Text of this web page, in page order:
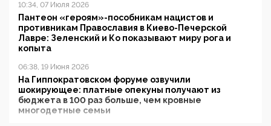
10:34, 07 Июля 2026
Пантеон «героям»-пособникам нацистов и
противникам Православия в Киево-Печерской
Лавре: Зеленский и Ко показывают миру рога и
копыта
06:38, 19 Июня 2026
На Гиппократовском форуме озвучили
шокирующее: платные опекуны получают из
бюджета в 100 раз больше, чем кровные
многодетные семьи